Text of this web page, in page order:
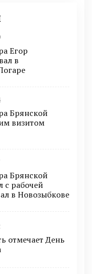
Егор
в
Брянской
визитом
Брянской
с рабочей
в Новозыбкове
отмечает День